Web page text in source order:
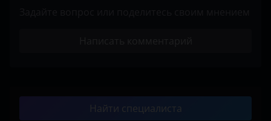
Найти специалиста